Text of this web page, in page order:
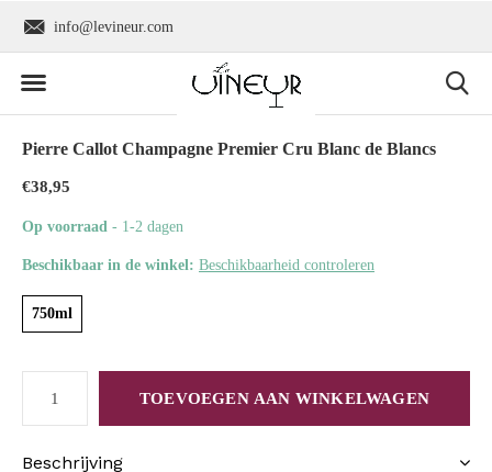
info@levineur.com
Pierre Callot Champagne Premier Cru Blanc de Blancs
€38,95
Op voorraad - 1-2 dagen
Beschikbaar in de winkel: Beschikbaarheid controleren
750ml
TOEVOEGEN AAN WINKELWAGEN
Beschrijving